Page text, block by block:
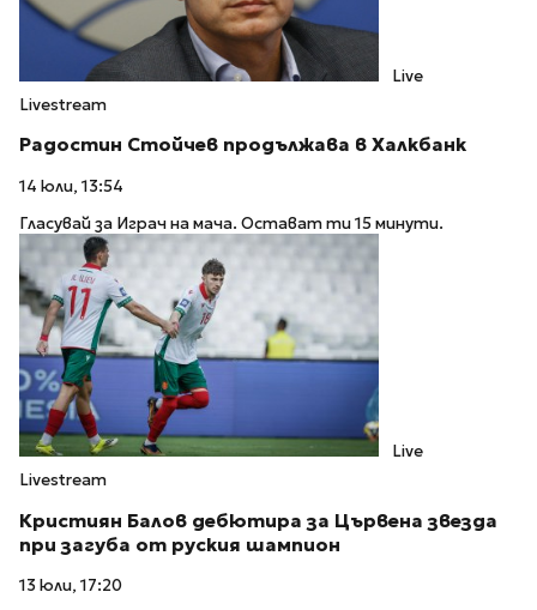
Live
Livestream
Радостин Стойчев продължава в Халкбанк
14 юли, 13:54
Гласувай за Играч на мача. Остават ти 15 минути.
Live
Livestream
Кристиян Балов дебютира за Цървена звезда
при загуба от руския шампион
13 юли, 17:20